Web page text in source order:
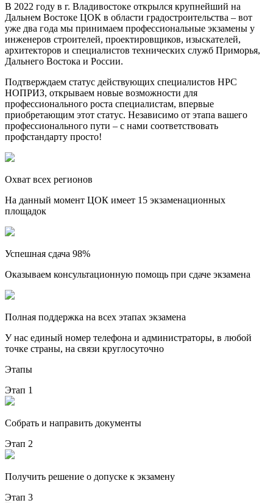
В 2022 году в г. Владивостоке открылся крупнейший на
Дальнем Востоке ЦОК в области градостроительства – вот
уже два года мы принимаем профессиональные экзамены у
инженеров строителей, проектировщиков, изыскателей,
архитекторов и специалистов технических служб Приморья,
Дальнего Востока и России.
Подтверждаем статус действующих специалистов НРС
НОПРИЗ, открываем новые возможности для
профессионального роста специалистам, впервые
приобретающим этот статус. Независимо от этапа вашего
профессионального пути – с нами соответствовать
профстандарту просто!
Охват всех регионов
На данный момент ЦОК имеет 15 экзаменационных
площадок
Успешная сдача 98%
Оказываем консультационную помощь при сдаче экзамена
Полная поддержка на всех этапах экзамена
У нас единый номер телефона и администраторы, в любой
точке страны, на связи круглосуточно
Этапы
Этап 1
Собрать и направить документы
Этап 2
Получить решение о допуске к экзамену
Этап 3